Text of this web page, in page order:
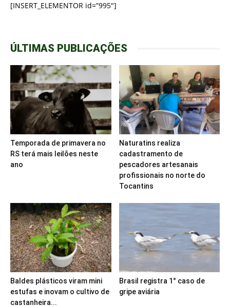
[INSERT_ELEMENTOR id=”995″]
ÚLTIMAS PUBLICAÇÕES
Temporada de primavera no
RS terá mais leilões neste
ano
Naturatins realiza
cadastramento de
pescadores artesanais
profissionais no norte do
Tocantins
Baldes plásticos viram mini
estufas e inovam o cultivo de
castanheira...
Brasil registra 1° caso de
gripe aviária